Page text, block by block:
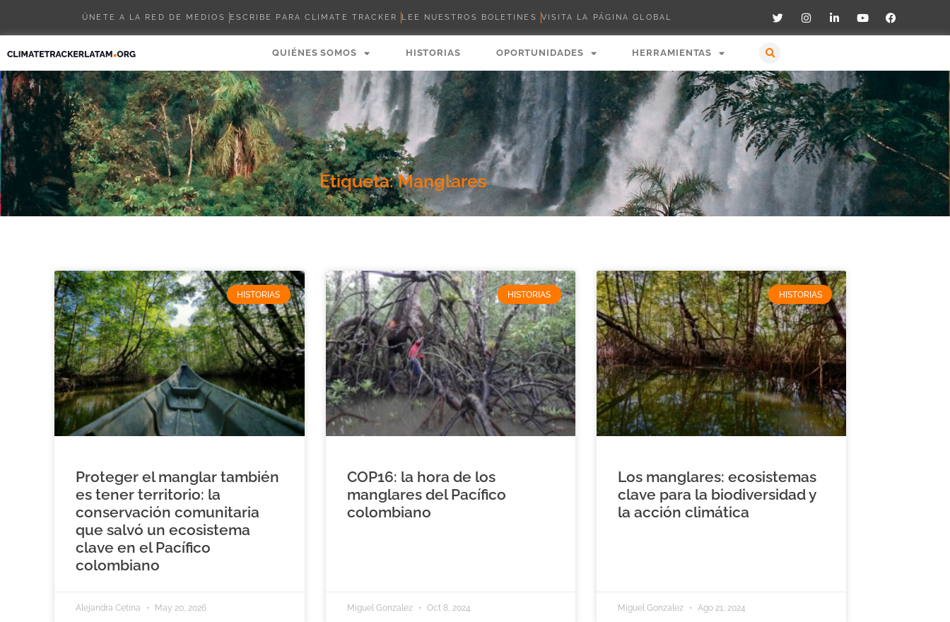
ÚNETE A LA RED DE MEDIOS ESCRIBE PARA CLIMATE TRACKER LEE NUESTROS BOLETINES VISITA LA PÁGINA GLOBAL
QUIÉNES SOMOS HISTORIAS OPORTUNIDADES HERRAMIENTAS
Etiqueta: Manglares
HISTORIAS
Proteger el manglar también
es tener territorio: la
conservación comunitaria
que salvó un ecosistema
clave en el Pacífico
colombiano
Alejandra Cetina May 20, 2026
HISTORIAS
COP16: la hora de los
manglares del Pacífico
colombiano
Miguel Gonzalez Oct 8, 2024
HISTORIAS
Los manglares: ecosistemas
clave para la biodiversidad y
la acción climática
Miguel Gonzalez Ago 21, 2024